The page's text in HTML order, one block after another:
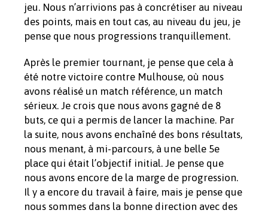
jeu. Nous n’arrivions pas à concrétiser au niveau
des points, mais en tout cas, au niveau du jeu, je
pense que nous progressions tranquillement.
Après le premier tournant, je pense que cela à
été notre victoire contre Mulhouse, où nous
avons réalisé un match référence, un match
sérieux. Je crois que nous avons gagné de 8
buts, ce qui a permis de lancer la machine. Par
la suite, nous avons enchaîné des bons résultats,
nous menant, à mi-parcours, à une belle 5e
place qui était l’objectif initial. Je pense que
nous avons encore de la marge de progression.
Il y a encore du travail à faire, mais je pense que
nous sommes dans la bonne direction avec des